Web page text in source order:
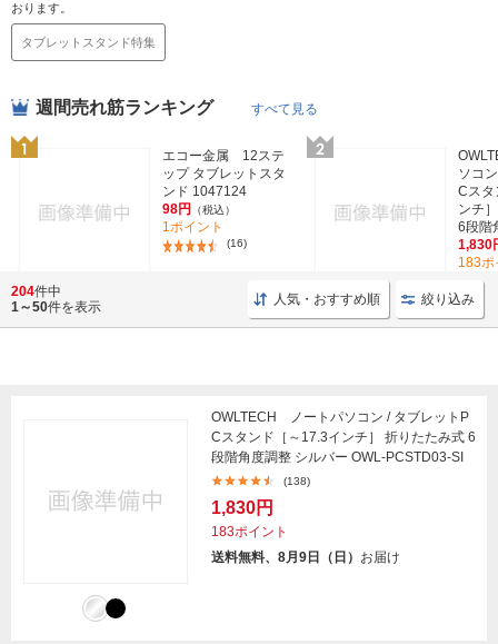
おります。
タブレットスタンド特集
週間売れ筋ランキング すべて見る
エコー金属 12ステ
ップ タブレットスタ
ンド 1047124
98円
（税込）
1ポイント
(16)
ソコ
Cスタ
ンチ
6段階
1,830
183ポ
204件中
1～50件を表示 人気・おすすめ順 絞り込み
OWLTECH ノートパソコン / タブレットP
Cスタンド［～17.3インチ］ 折りたたみ式 6
段階角度調整 シルバー OWL-PCSTD03-SI
(138)
1,830円
183ポイント
送料無料、8月9日（日） お届け